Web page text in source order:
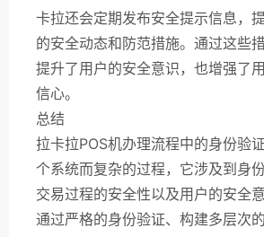
卡拉还会定期发布安全提示信息，
的安全动态和防范措施。通过这些
提升了用户的安全意识，也增强了
信心。
总结
拉卡拉POS机办理流程中的身份验
个系统而复杂的过程，它涉及到身
交易过程的安全性以及用户的安全
通过严格的身份验证、构建多层次